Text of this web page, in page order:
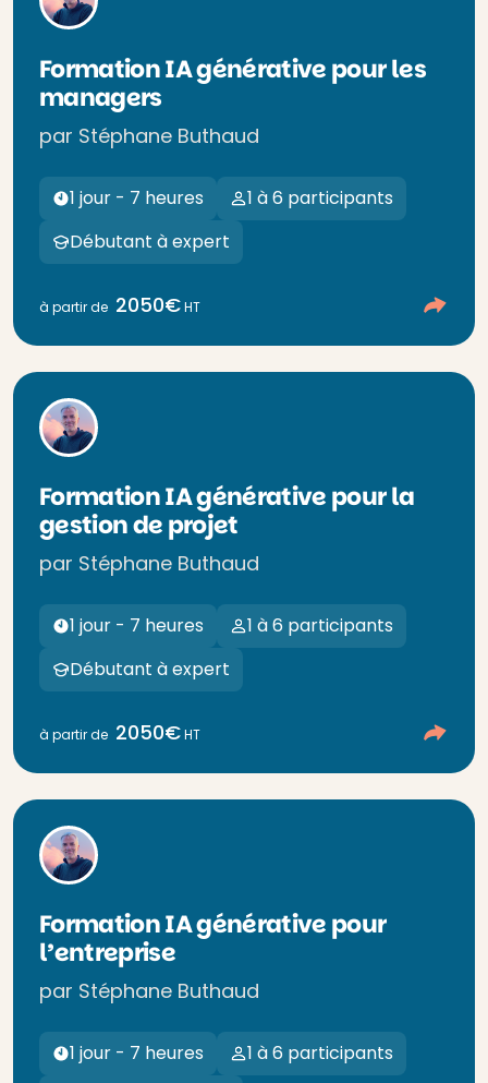
Formation IA générative pour les
managers
par Stéphane Buthaud
1 jour - 7 heures
1 à 6 participants
Débutant à expert
à partir de 2050€HT
Formation IA générative pour la
gestion de projet
par Stéphane Buthaud
1 jour - 7 heures
1 à 6 participants
Débutant à expert
à partir de 2050€HT
Formation IA générative pour
l’entreprise
par Stéphane Buthaud
1 jour - 7 heures
1 à 6 participants